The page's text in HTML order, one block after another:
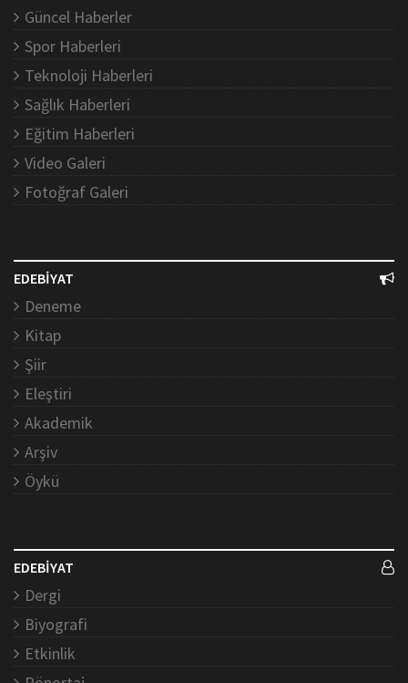
Güncel Haberler
Spor Haberleri
Teknoloji Haberleri
Sağlık Haberleri
Eğitim Haberleri
Video Galeri
Fotoğraf Galeri
EDEBİYAT
Deneme
Kitap
Şiir
Eleştiri
Akademik
Arşiv
Öykü
EDEBİYAT
Dergi
Biyografi
Etkinlik